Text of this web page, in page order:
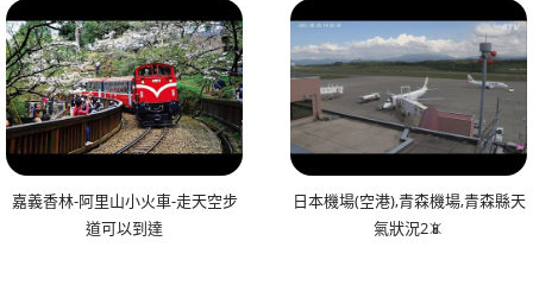
嘉義香林-阿里山小火車-走天空步
道可以到達
日本機場(空港),青森機場,青森縣天
氣狀況2📵